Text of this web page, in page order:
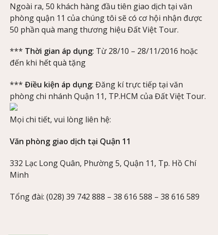
Ngoài ra, 50 khách hàng đầu tiên giao dịch tại văn
phòng quận 11 của chúng tôi sẽ có cơ hội nhận được
50 phần quà mang thương hiệu Đất Việt Tour.
*** Thời gian áp dụng: Từ 28/10 – 28/11/2016 hoặc
đến khi hết quà tặng
*** Điều kiện áp dụng: Đăng kí trực tiếp tại văn
phòng chi nhánh Quận 11, TP.HCM của Đất Việt Tour.
Mọi chi tiết, vui lòng liên hệ:
Văn phòng giao dịch tại Quận 11
332 Lạc Long Quân, Phường 5, Quận 11, Tp. Hồ Chí
Minh
Tổng đài: (028) 39 742 888 – 38 616 588 – 38 616 589